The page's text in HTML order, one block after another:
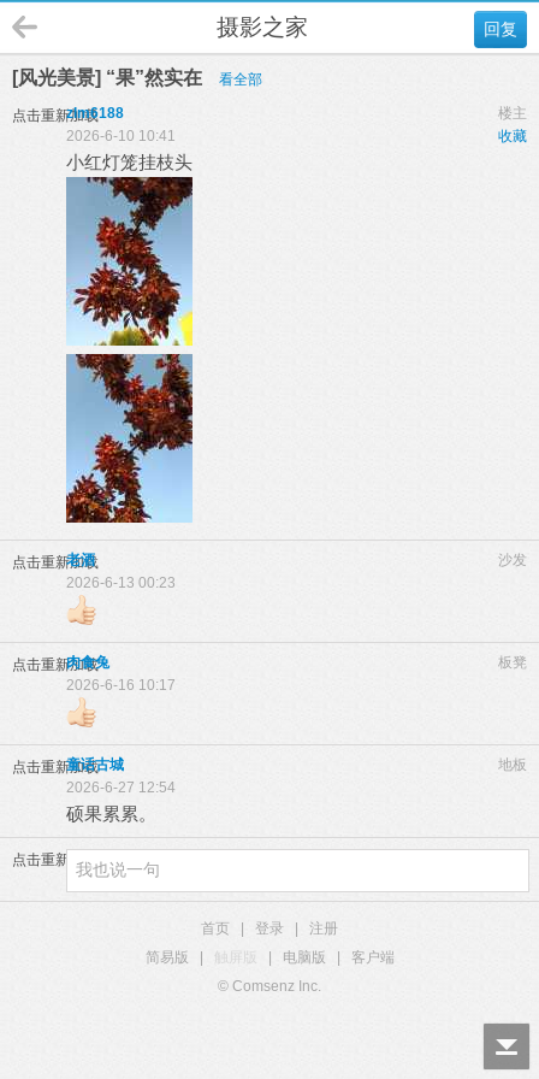
回复
摄影之家
[风光美景] “果”然实在 看全部
点击重新加载 楼主
zlm6188
收藏
2026-6-10 10:41
小红灯笼挂枝头
点击重新加载 沙发
老酒
2026-6-13 00:23
点击重新加载 板凳
肉食兔
2026-6-16 10:17
点击重新加载 地板
童话古城
2026-6-27 12:54
硕果累累。
点击重新加载
首页 登录
注册
简易版
触屏版 电脑版
客户端
© Comsenz Inc.